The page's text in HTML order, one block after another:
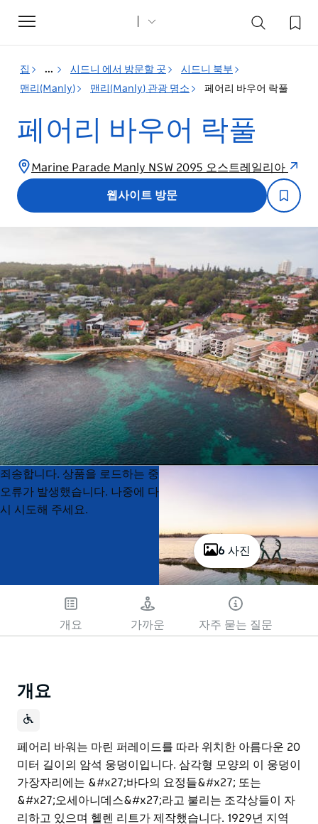
Toggle
navigation
집 ... 시드니 에서 방문할 곳
시드니 북부
맨리(Manly)
맨리(Manly) 관광 명소 페어리 바우어 락풀
페어리 바우어 락풀
Marine Parade Manly NSW 2095 오스트레일리아
웹사이트 방문
6 사진
Product
List
Product
List
죄송합니다. 상품을 로드하는 중
오류가 발생했습니다. 나중에 다
시 시도해 주세요.
개요 가까운 자주 묻는 질문
개요
페어리 바워는 마린 퍼레이드를 따라 위치한 아름다운 20
미터 길이의 암석 웅덩이입니다. 삼각형 모양의 이 웅덩이
가장자리에는 &#x27;바다의 요정들&#x27; 또는
&#x27;오세아니데스&#x27;라고 불리는 조각상들이 자
리하고 있으며 헬렌 리트가 제작했습니다. 1929년 지역